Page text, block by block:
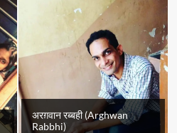
अरग़वान रब्बही (Arghwan
Rabbhi)